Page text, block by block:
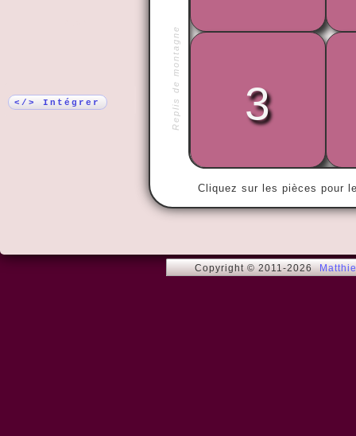
</> Intégrer Replis de montagne
Cliquez sur les pièces pour
ne regrette
3
Copyright © 2011-2026